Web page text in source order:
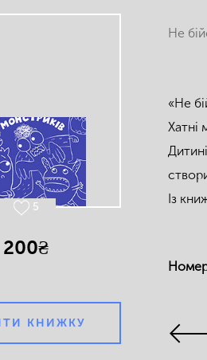
5
200₴
КНИЖКУ
Не
«Не
Хатні
Із